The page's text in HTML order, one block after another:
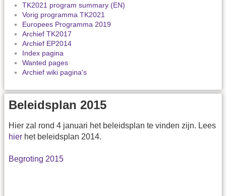
TK2021 program summary (EN)
Vorig programma TK2021
Europees Programma 2019
Archief TK2017
Archief EP2014
Index pagina
Wanted pages
Archief wiki pagina's
Beleidsplan 2015
Hier zal rond 4 januari het beleidsplan te vinden zijn. Lees
hier het beleidsplan 2014.
Begroting 2015